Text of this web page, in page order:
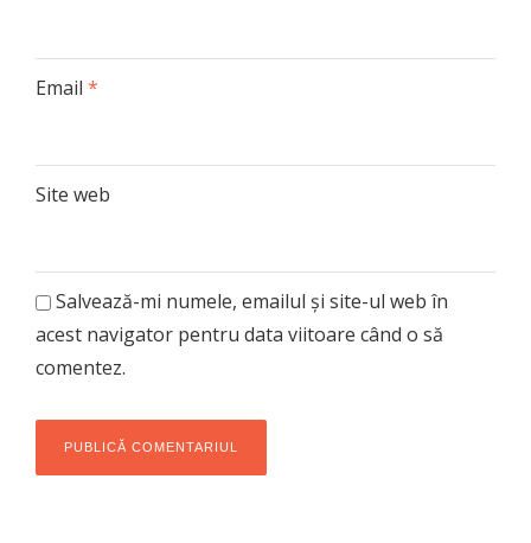
Email *
Site web
Salvează-mi numele, emailul și site-ul web în
acest navigator pentru data viitoare când o să
comentez.